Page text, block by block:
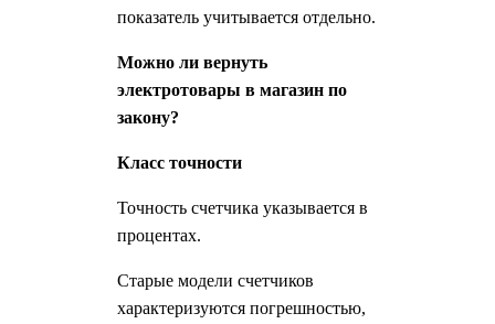
показатель учитывается отдельно.
Можно ли вернуть
электротовары в магазин по
закону?
Класс точности
Точность счетчика указывается в
процентах.
Старые модели счетчиков
характеризуются погрешностью,